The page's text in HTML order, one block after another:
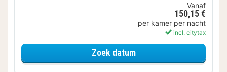
Vanaf
150,15 €
per kamer per nacht
incl. citytax
Zoek datumvoor Premium kamer